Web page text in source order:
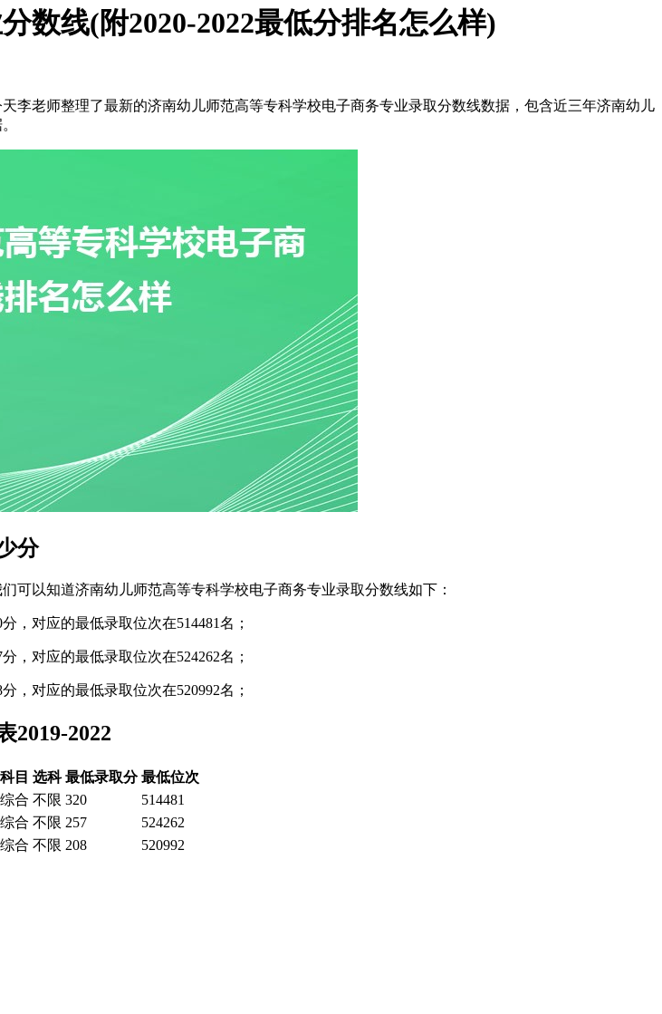
数线(附2020-2022最低分排名怎么样)
李老师整理了最新的济南幼儿师范高等专科学校电子商务专业录取分数线数据，包含近三年济南幼儿
分
可以知道济南幼儿师范高等专科学校电子商务专业录取分数线如下：
，对应的最低录取位次在514481名；
，对应的最低录取位次在524262名；
，对应的最低录取位次在520992名；
2019-2022
科目 选科 最低录取分 最低位次
综合 不限 320
514481
综合 不限 257
524262
综合 不限 208
520992